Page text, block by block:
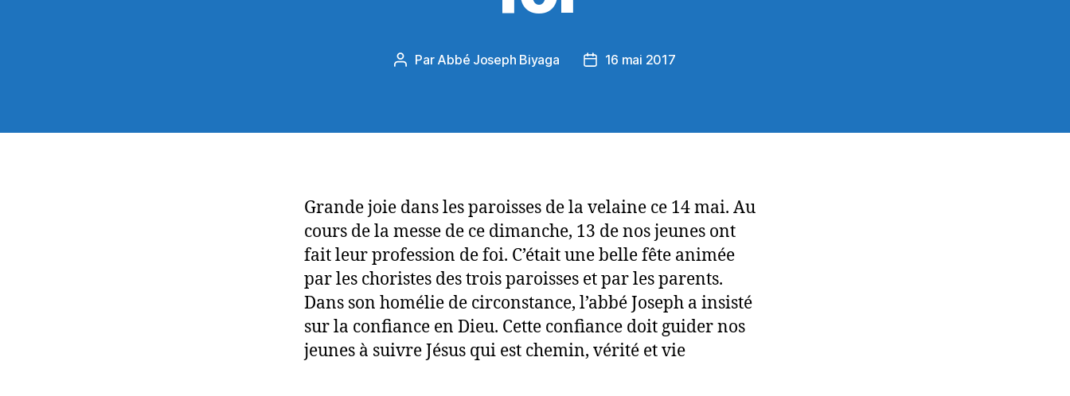
Auteur
Par Abbé Joseph Biyaga
Date16 mai 2017
Grande joie dans les paroisses de la velaine ce 14 mai. Au
cours de la messe de ce dimanche, 13 de nos jeunes ont
fait leur profession de foi. C’était une belle fête animée
par les choristes des trois paroisses et par les parents.
Dans son homélie de circonstance, l’abbé Joseph a insisté
sur la confiance en Dieu. Cette confiance doit guider nos
jeunes à suivre Jésus qui est chemin, vérité et vie